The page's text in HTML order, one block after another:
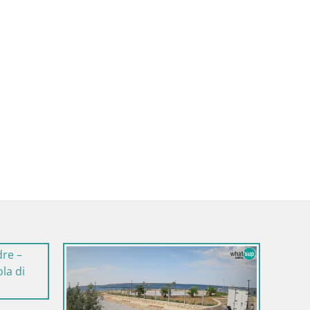
Italia / Sardegna / Golfo Aranci